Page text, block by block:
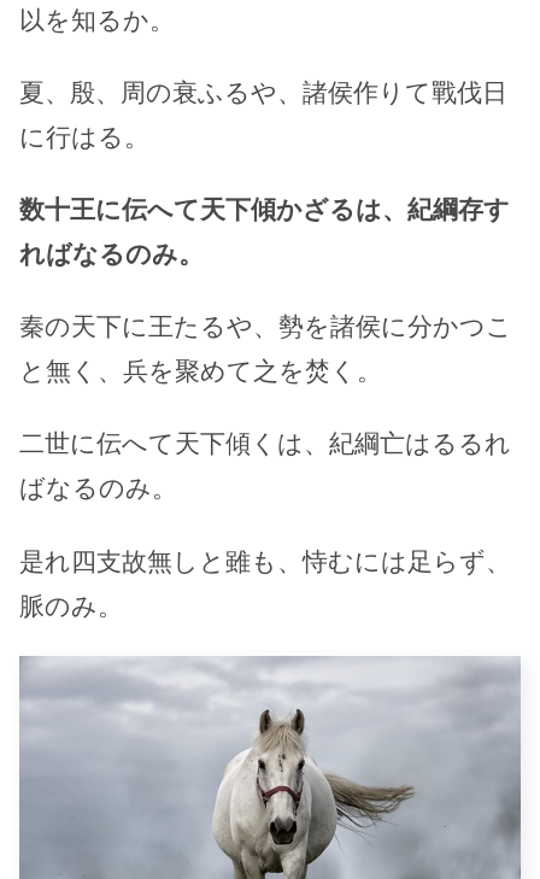
以を知るか。
夏、殷、周の衰ふるや、諸侯作りて戰伐日
に行はる。
数十王に伝へて天下傾かざるは、紀綱存す
ればなるのみ。
秦の天下に王たるや、勢を諸侯に分かつこ
と無く、兵を聚めて之を焚く。
二世に伝へて天下傾くは、紀綱亡はるるれ
ばなるのみ。
是れ四支故無しと雖も、恃むには足らず、
脈のみ。